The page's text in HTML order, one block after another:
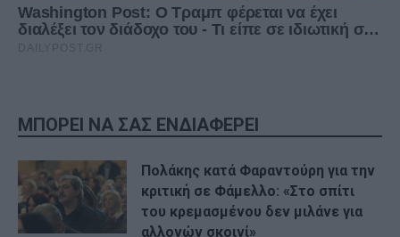
ΜΠΟΡΕΙ ΝΑ ΣΑΣ ΕΝΔΙΑΦΕΡΕΙ
Πολάκης κατά Φαραντούρη για την
κριτική σε Φάμελλο: «Στο σπίτι
του κρεμασμένου δεν μιλάνε για
αλλονών σκοινί»